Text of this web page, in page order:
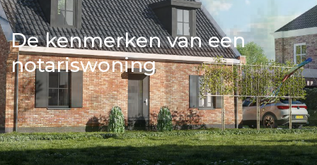
De kenmerken van een
notariswoning